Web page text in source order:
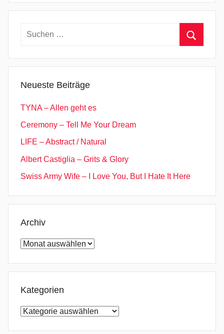
Suchen
Neueste Beiträge
TYNA – Allen geht es
Ceremony – Tell Me Your Dream
LIFE – Abstract / Natural
Albert Castiglia – Grits & Glory
Swiss Army Wife – I Love You, But I Hate It Here
Archiv
Archiv
Kategorien
Kategorien